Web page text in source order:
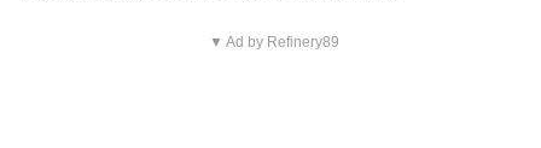
▼ Ad by Refinery89